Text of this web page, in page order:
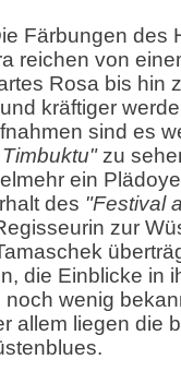
Färbungen des
reichen von
Rosa bis hin
kräftiger
sind es
zu
ein
des "Festival
zur
die Einblicke in
wenig
allem liegen die